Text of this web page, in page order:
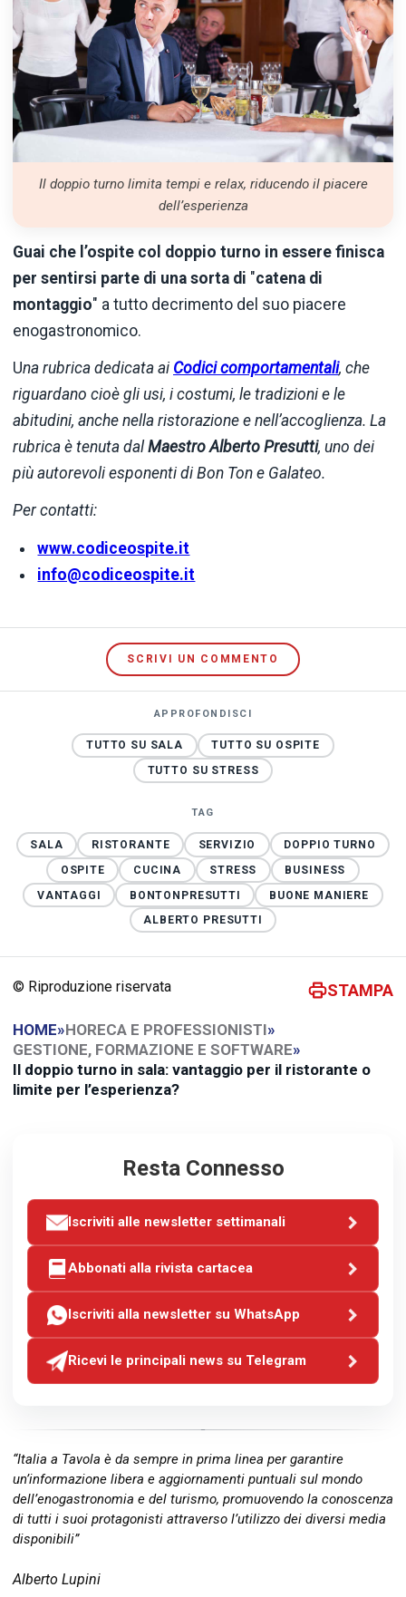
Il doppio turno limita tempi e relax, riducendo il piacere
dell’esperienza
Guai che l’ospite col doppio turno in essere finisca
per sentirsi parte di una sorta di "catena di
montaggio" a tutto decrimento del suo piacere
enogastronomico.
Una rubrica dedicata ai Codici comportamentali, che
riguardano cioè gli usi, i costumi, le tradizioni e le
abitudini, anche nella ristorazione e nell’accoglienza. La
rubrica è tenuta dalMaestro Alberto Presutti, uno dei
più autorevoli esponenti di Bon Ton e Galateo.
Per contatti:
www.codiceospite.it
info@codiceospite.it
SCRIVI UN COMMENTO
APPROFONDISCI
TUTTO SU SALA
TUTTO SU OSPITE
TUTTO SU STRESS
TAG
SALA RISTORANTE SERVIZIO
DOPPIO TURNO
OSPITE
CUCINA STRESS
BUSINESS
VANTAGGI
BONTONPRESUTTI
BUONE MANIERE
ALBERTO PRESUTTI
© Riproduzione riservata STAMPA
HOME»HORECA E PROFESSIONISTI»
GESTIONE, FORMAZIONE E SOFTWARE»
Il doppio turno in sala: vantaggio per il ristorante o
limite per l’esperienza?
Resta Connesso
Iscriviti alle newsletter settimanali
Abbonati alla rivista cartacea
Iscriviti alla newsletter su WhatsApp
Ricevi le principali news su Telegram
“Italia a Tavola è da sempre in prima linea per garantire
un’informazione libera e aggiornamenti puntuali sul mondo
dell’enogastronomia e del turismo, promuovendo la conoscenza
di tutti i suoi protagonisti attraverso l’utilizzo dei diversi media
disponibili”
Alberto Lupini